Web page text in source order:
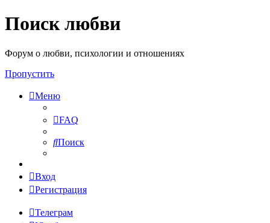
Поиск любви
Форум о любви, психологии и отношениях
Пропустить
Меню
FAQ
Поиск
Вход
Регистрация
Телеграм